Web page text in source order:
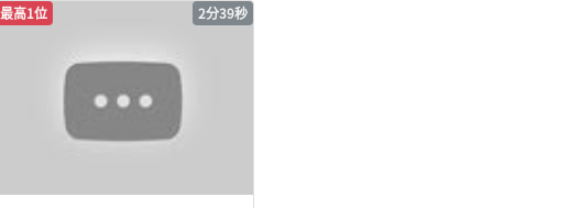
最高1位 2分39秒